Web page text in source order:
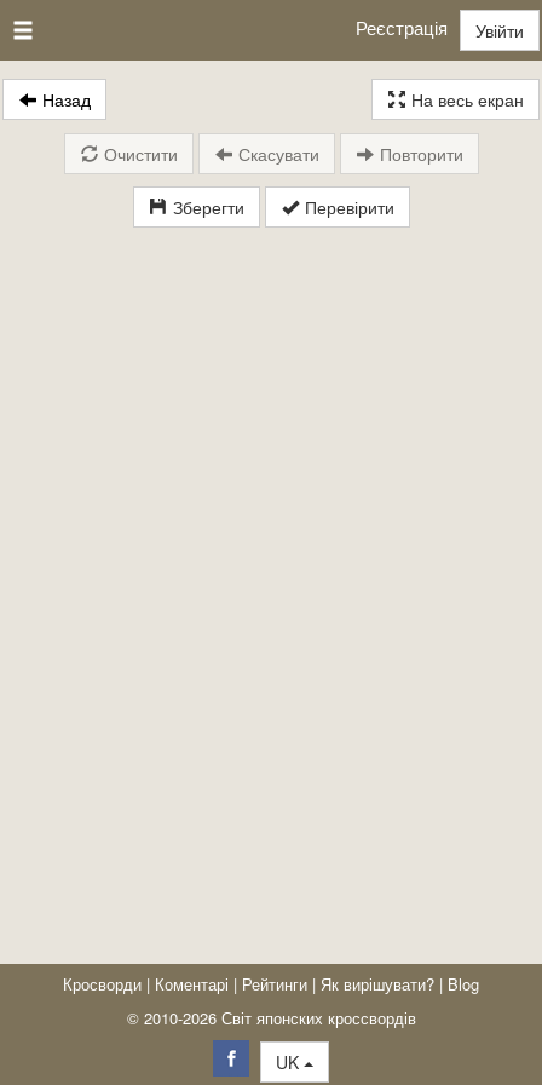
Реєстрація Увійти
Назад На весь екран
Зберегти Перевірити
Очистити Скасувати Повторити
Кросворди | Коментарі | Рейтинги | Як вирішувати? | Blog
© 2010-2026 Світ японских кроссвордів
UK